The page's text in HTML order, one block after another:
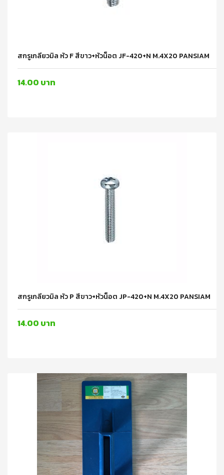
สกรูเกลียวมิล หัว F สีขาว+หัวน็อต JF-420+N M.4X20 PANSIAM
14.00 บาท
สกรูเกลียวมิล หัว P สีขาว+หัวน็อต JP-420+N M.4X20 PANSIAM
14.00 บาท